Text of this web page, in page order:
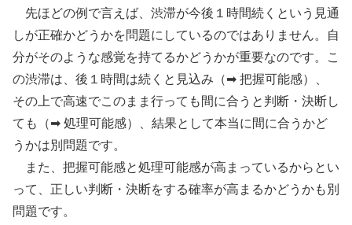
先ほどの例で言えば、渋滞が今後１時間続くという見通
しが正確かどうかを問題にしているのではありません。自
分がそのような感覚を持てるかどうかが重要なのです。こ
の渋滞は、後１時間は続くと見込み（➡ 把握可能感）、
その上で高速でこのまま行っても間に合うと判断・決断し
ても（➡ 処理可能感）、結果として本当に間に合うかど
うかは別問題です。
また、把握可能感と処理可能感が高まっているからとい
って、正しい判断・決断をする確率が高まるかどうかも別
問題です。